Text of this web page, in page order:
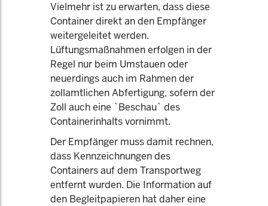
Vielmehr ist zu erwarten, dass diese
Container direkt an den Empfänger
weitergeleitet werden.
Lüftungsmaßnahmen erfolgen in der
Regel nur beim Umstauen oder
neuerdings auch im Rahmen der
zollamtlichen Abfertigung, sofern der
Zoll auch eine `Beschau` des
Containerinhalts vornimmt.
Der Empfänger muss damit rechnen,
dass Kennzeichnungen des
Containers auf dem Transportweg
entfernt wurden. Die Information auf
den Begleitpapieren hat daher eine